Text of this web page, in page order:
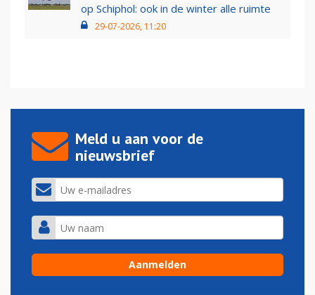
op Schiphol: ook in de winter alle ruimte
29-07-2026, 11:20
Meld u aan voor de
nieuwsbrief